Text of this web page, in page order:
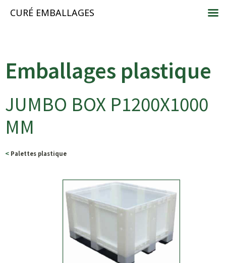
Emballages plastique
JUMBO BOX P1200X1000
MM
< Palettes plastique
CURÉ EMBALLAGES